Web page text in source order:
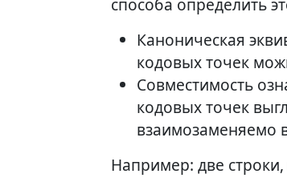
способа определить
Каноническая
кодовых точек
Совместимость
кодовых точек
взаимозаменяемо
Например: две